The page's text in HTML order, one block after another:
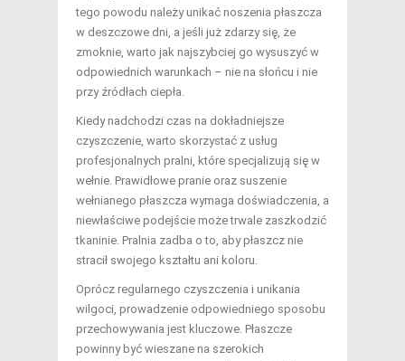
tego powodu należy unikać noszenia płaszcza
w deszczowe dni, a jeśli już zdarzy się, że
zmoknie, warto jak najszybciej go wysuszyć w
odpowiednich warunkach – nie na słońcu i nie
przy źródłach ciepła.
Kiedy nadchodzi czas na dokładniejsze
czyszczenie, warto skorzystać z usług
profesjonalnych pralni, które specjalizują się w
wełnie. Prawidłowe pranie oraz suszenie
wełnianego płaszcza wymaga doświadczenia, a
niewłaściwe podejście może trwale zaszkodzić
tkaninie. Pralnia zadba o to, aby płaszcz nie
stracił swojego kształtu ani koloru.
Oprócz regularnego czyszczenia i unikania
wilgoci, prowadzenie odpowiedniego sposobu
przechowywania jest kluczowe. Płaszcze
powinny być wieszane na szerokich